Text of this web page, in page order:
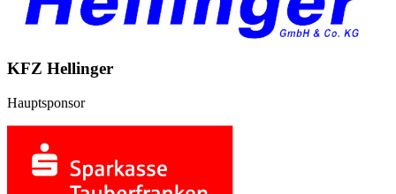
KFZ Hellinger
Hauptsponsor